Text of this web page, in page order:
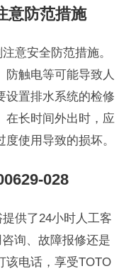
意防范措施
意安全防范措施。
防触电等可能导致人
设置排水系统的检修
在长时间外出时，应
使用导致的损坏。
028
供了24小时人工客
询、故障报修还是
该电话，享受TOTO